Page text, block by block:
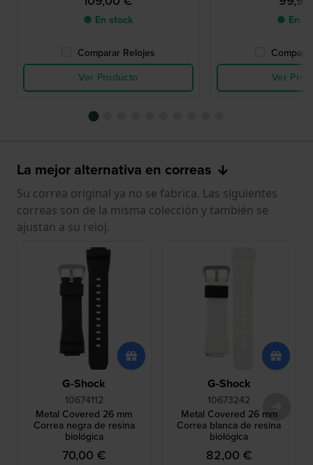
● En stock
Comparar Relojes
Ver Producto
● En
Ver
La mejor alternativa en correas
Su correa original ya no se fabrica. Las siguientes
correas son de la misma colección y también se
ajustan a su reloj.
G-Shock
10674112
Metal Covered 26 mm
Correa negra de resina
biológica
70,00 €
G-Shock
10673242
Metal Covered 26 mm
Correa blanca de resina
biológica
82,00 €